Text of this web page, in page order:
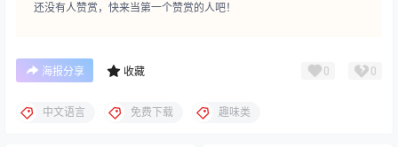
还没有人赞赏，快来当第一个赞赏的人吧！
海报分享 收藏 0 0
中文语言 免费下载 趣味类